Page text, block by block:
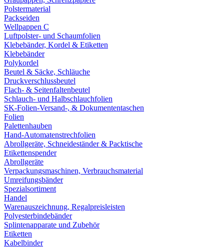
Polstermaterial
Packseiden
Wellpappen C
Luftpolster- und Schaumfolien
Klebebänder, Kordel & Etiketten
Klebebänder
Polykordel
Beutel & Säcke, Schläuche
Druckverschlussbeutel
Flach- & Seitenfaltenbeutel
Schlauch- und Halbschlauchfolien
SK-Folien-Versand-, & Dokumententaschen
Folien
Palettenhauben
Hand-Automatenstrechfolien
Abrollgeräte, Schneideständer & Packtische
Etikettenspender
Abrollgeräte
Verpackungsmaschinen, Verbrauchsmaterial
Umreifungsbänder
Spezialsortiment
Handel
Warenauszeichnung, Regalpreisleisten
Polyesterbindebänder
Splintenapparate und Zubehör
Etiketten
Kabelbinder